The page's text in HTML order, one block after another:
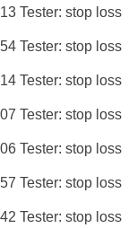
Tester: stop loss
Tester: stop loss
Tester: stop loss
Tester: stop loss
Tester: stop loss
Tester: stop loss
Tester: stop loss